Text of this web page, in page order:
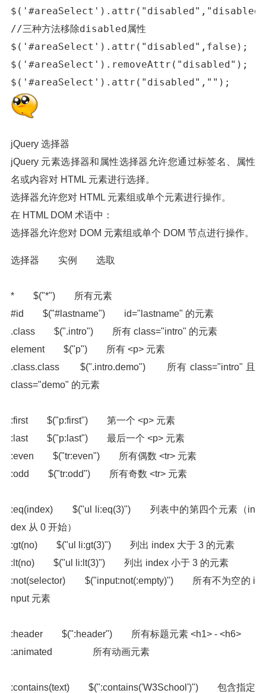
//三种方法移除disabled属性
$('#areaSelect').attr("disabled",false);
$('#areaSelect').removeAttr("disabled");
$('#areaSelect').attr("disabled","");
jQuery 选择器
jQuery 元素选择器和属性选择器允许您通过标签名、属性
名或内容对 HTML 元素进行选择。
选择器允许您对 HTML 元素组或单个元素进行操作。
在 HTML DOM 术语中：
选择器允许您对 DOM 元素组或单个 DOM 节点进行操作。
选择器 实例 选取
* $("*") 所有元素
#id $("#lastname") id="lastname" 的元素
.class $(".intro") 所有 class="intro" 的元素
element $("p") 所有 <p> 元素
.class.class $(".intro.demo") 所有 class="intro" 且
class="demo" 的元素
:first $("p:first") 第一个 <p> 元素
:last $("p:last") 最后一个 <p> 元素
:even $("tr:even") 所有偶数 <tr> 元素
:odd $("tr:odd") 所有奇数 <tr> 元素
:eq(index) $("ul li:eq(3)") 列表中的第四个元素（in
dex 从 0 开始）
:gt(no) $("ul li:gt(3)") 列出 index 大于 3 的元素
:lt(no) $("ul li:lt(3)") 列出 index 小于 3 的元素
:not(selector) $("input:not(:empty)") 所有不为空的 i
nput 元素
:header $(":header") 所有标题元素 <h1> - <h6>
:animated 所有动画元素
:contains(text) $(":contains('W3School')") 包含指定